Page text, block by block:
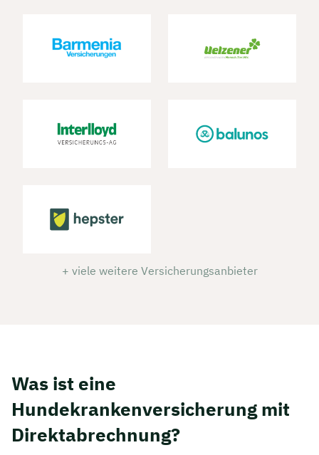
+ viele weitere Versicherungsanbieter
Was ist eine
Hundekrankenversicherung mit
Direktabrechnung?